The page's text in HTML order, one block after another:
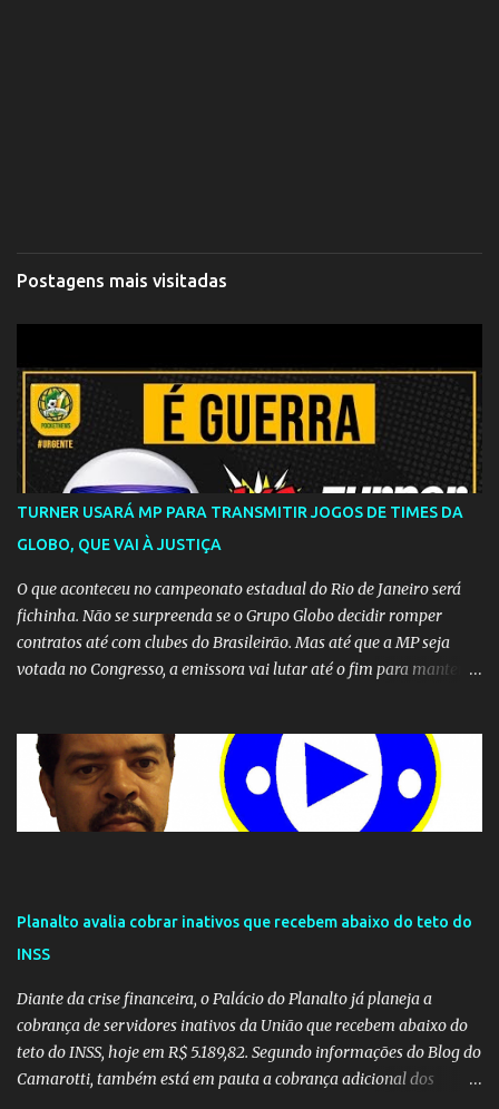
Postagens mais visitadas
TURNER USARÁ MP PARA TRANSMITIR JOGOS DE TIMES DA
GLOBO, QUE VAI À JUSTIÇA
O que aconteceu no campeonato estadual do Rio de Janeiro será
fichinha. Não se surpreenda se o Grupo Globo decidir romper
contratos até com clubes do Brasileirão. Mas até que a MP seja
votada no Congresso, a emissora vai lutar até o fim para manter o
Planalto avalia cobrar inativos que recebem abaixo do teto do
INSS
Diante da crise financeira, o Palácio do Planalto já planeja a
cobrança de servidores inativos da União que recebem abaixo do
teto do INSS, hoje em R$ 5.189,82. Segundo informações do Blog do
Camarotti, também está em pauta a cobrança adicional dos